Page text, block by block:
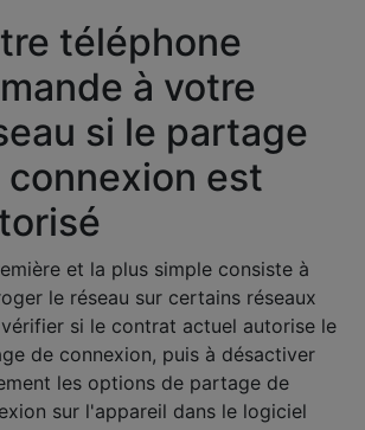
téléphone
à votre
si le partage
connexion est
et la plus simple consiste à
le réseau sur certains réseaux
si le contrat actuel autorise le
de connexion, puis à désactiver
les options de partage de
sur l'appareil dans le logiciel